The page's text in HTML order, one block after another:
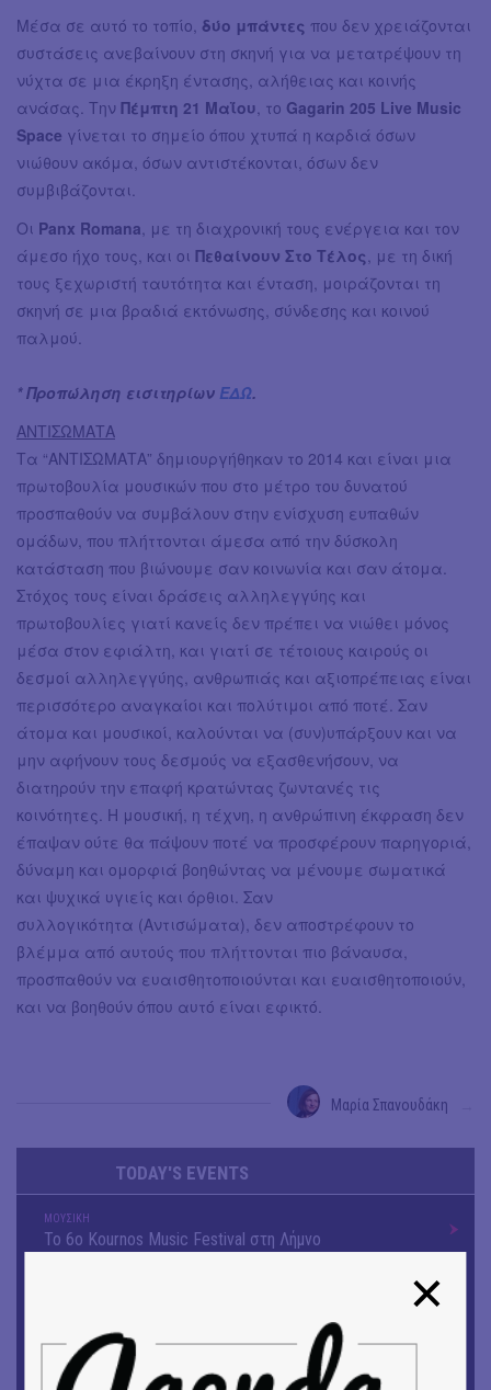
Μέσα σε αυτό το τοπίο, δύο μπάντες που δεν χρειάζονται
συστάσεις ανεβαίνουν στη σκηνή για να μετατρέψουν τη
νύχτα σε μια έκρηξη έντασης, αλήθειας και κοινής
ανάσας. Την Πέμπτη 21 Μαΐου, το Gagarin 205 Live Music
Space γίνεται το σημείο όπου χτυπά η καρδιά όσων
νιώθουν ακόμα, όσων αντιστέκονται, όσων δεν
συμβιβάζονται.
Οι Panx Romana, με τη διαχρονική τους ενέργεια και τον
άμεσο ήχο τους, και οι Πεθαίνουν Στο Τέλος, με τη δική
τους ξεχωριστή ταυτότητα και ένταση, μοιράζονται τη
σκηνή σε μια βραδιά εκτόνωσης, σύνδεσης και κοινού
παλμού.
* Προπώληση εισιτηρίων ΕΔΩ.
ΑΝΤΙΣΩΜΑΤΑ
Τα “ΑΝΤΙΣΩΜΑΤΑ” δημιουργήθηκαν το 2014 και είναι μια
πρωτοβουλία μουσικών που στο μέτρο του δυνατού
προσπαθούν να συμβάλουν στην ενίσχυση ευπαθών
ομάδων, που πλήττονται άμεσα από την δύσκολη
κατάσταση που βιώνουμε σαν κοινωνία και σαν άτομα.
Στόχος τους είναι δράσεις αλληλεγγύης και
πρωτοβουλίες γιατί κανείς δεν πρέπει να νιώθει μόνος
μέσα στον εφιάλτη, και γιατί σε τέτοιους καιρούς οι
δεσμοί αλληλεγγύης, ανθρωπιάς και αξιοπρέπειας είναι
περισσότερο αναγκαίοι και πολύτιμοι από ποτέ. Σαν
άτομα και μουσικοί, καλούνται να (συν)υπάρξουν και να
μην αφήνουν τους δεσμούς να εξασθενήσουν, να
διατηρούν την επαφή κρατώντας ζωντανές τις
κοινότητες. Η μουσική, η τέχνη, η ανθρώπινη έκφραση δεν
έπαψαν ούτε θα πάψουν ποτέ να προσφέρουν παρηγοριά,
δύναμη και ομορφιά βοηθώντας να μένουμε σωματικά
και ψυχικά υγιείς και όρθιοι. Σαν
συλλογικότητα (Αντισώματα), δεν αποστρέφουν το
βλέμμα από αυτούς που πλήττονται πιο βάναυσα,
προσπαθούν να ευαισθητοποιούνται και ευαισθητοποιούν,
και να βοηθούν όπου αυτό είναι εφικτό.
Μαρία Σπανουδάκη
TODAY'S EVENTS
ΜΟΥΣΙΚΗ
Το 6ο Kournos Music Festival στη Λήμνο
Αγορά Κυψέλης
ΘΕΑΤΡΟ / ΧΟΡΟΣ